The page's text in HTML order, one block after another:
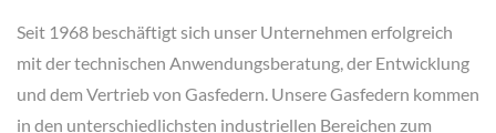
Seit 1968 beschäftigt sich unser Unternehmen erfolgreich
mit der technischen Anwendungsberatung, der Entwicklung
und dem Vertrieb von Gasfedern. Unsere Gasfedern kommen
in den unterschiedlichsten industriellen Bereichen zum